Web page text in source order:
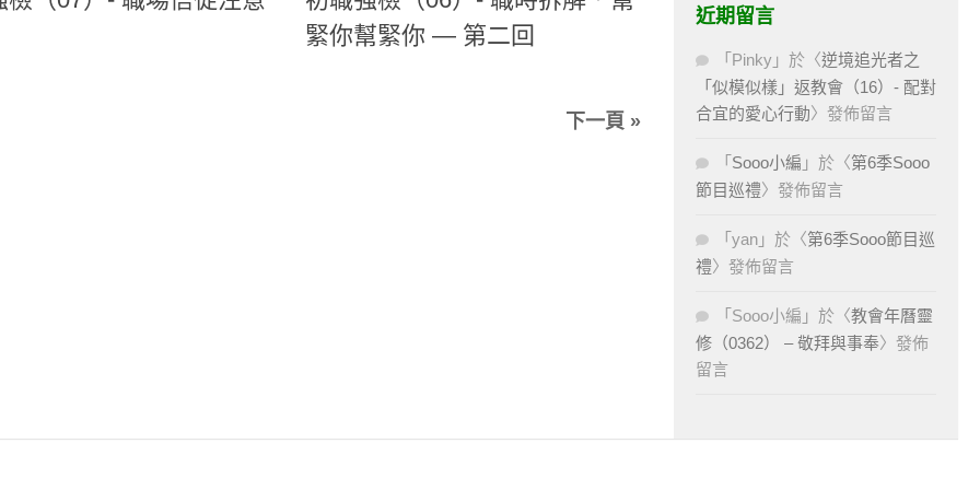
緊你幫緊你 — 第二回
下一頁 »
近期留言
「 Pinky 」於〈逆境追光者之
「似模似樣」返教會（16）- 配對
合宜的愛心行動〉發佈留言
「 Sooo小編 」於〈第6季Sooo
節目巡禮〉發佈留言
「 yan 」於〈第6季Sooo節目巡
禮〉發佈留言
「 Sooo小編 」於〈教會年曆靈
修（0362） – 敬拜與事奉〉發佈
留言